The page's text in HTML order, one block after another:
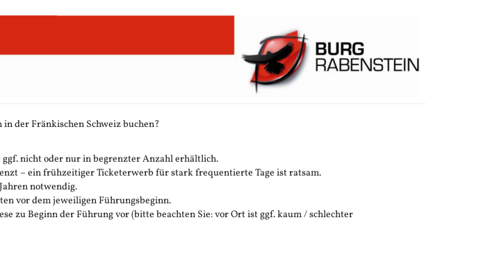
der Fränkischen Schweiz buchen?
ggf. nicht oder nur in begrenzter Anzahl erhältlich.
– ein frühzeitiger Ticketerwerb für stark frequentierte Tage ist ratsam.
notwendig.
vor dem jeweiligen Führungsbeginn.
zu Beginn der Führung vor (bitte beachten Sie: vor Ort ist ggf. kaum / schlechter